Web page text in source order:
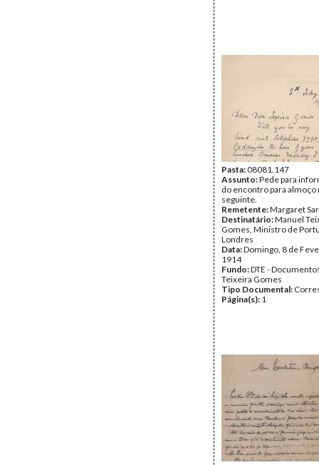
Pasta:08081.147
Assunto:Pede para
do encontro para almoço
seguinte.
Remetente:Margaret
Destinatário:Manuel
Gomes, Ministro de
Londres
Data:Domingo, 8 de
1914
Fundo:DTE -
Teixeira Gomes
Tipo Documental:
Página(s): 1